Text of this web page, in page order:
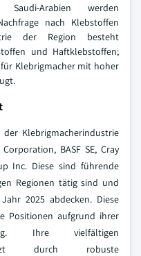
Arabien werden
nach Klebstoffen
der Region besteht
und Haftklebstoffen;
Klebrigmacher mit hoher
Klebrigmacherindustrie
BASF SE, Cray
Inc. Diese sind führende
Regionen tätig sind und
2025 abdecken. Diese
Positionen aufgrund ihrer
Ihre vielfältigen
durch robuste